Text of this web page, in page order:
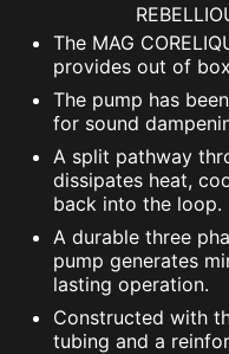
The MAG
provides out of
The pump has
for sound
A split pathway
dissipates heat,
back into the loop.
A durable three
pump generates
lasting operation.
Constructed with
tubing and a